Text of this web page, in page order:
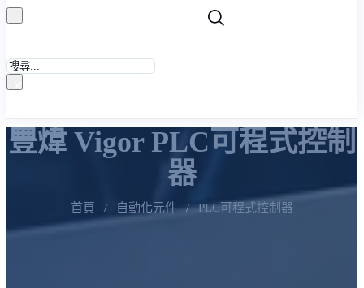
搜
×
豐煒 Vigor PLC可程式控制
器
首頁 / 自動化元件 / PLC可程式控制器